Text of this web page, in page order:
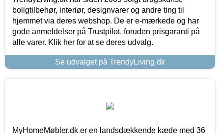
boligtilbehør, interiør, designvarer og andre ting til
hjemmet via deres webshop. De er e-mærkede og har
gode anmeldelser på Trustpilot, foruden prisgaranti på
alle varer. Klik her for at se deres udvalg.
Se udvalget på TrendyLiving.dk
MyHomeMøbler.dk er en landsdækkende kæde med 36